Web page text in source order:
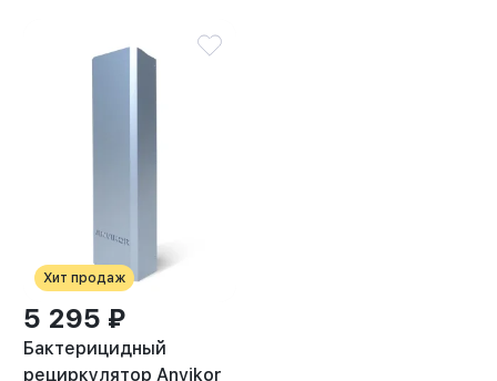
Хит продаж
5 295 ₽
Бактерицидный
рециркулятор Anvikor